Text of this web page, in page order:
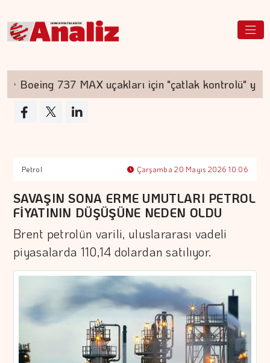
Boeing 737 MAX uçakları için "çatlak kontrolü"
Petrol Çarşamba 20 Mayıs 2026 10:06
SAVAŞIN SONA ERME UMUTLARI PETROL
FİYATININ DÜŞÜŞÜNE NEDEN OLDU
Brent petrolün varili, uluslararası vadeli
piyasalarda 110,14 dolardan satılıyor.